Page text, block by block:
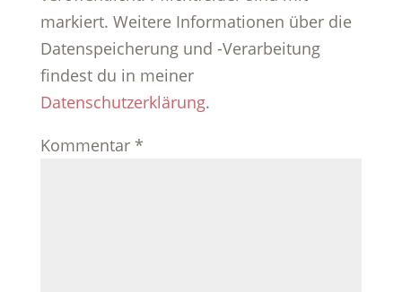
markiert. Weitere Informationen über die
Datenspeicherung und -Verarbeitung
findest du in meiner
Datenschutzerklärung.
Kommentar *